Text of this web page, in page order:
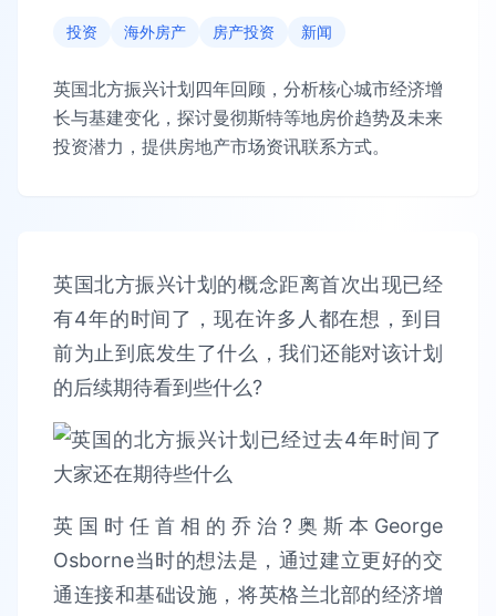
投资 海外房产 房产投资 新闻
英国北方振兴计划四年回顾，分析核心城市经济增
长与基建变化，探讨曼彻斯特等地房价趋势及未来
投资潜力，提供房地产市场资讯联系方式。
英国北方振兴计划的概念距离首次出现已经
有4年的时间了，现在许多人都在想，到目
前为止到底发生了什么，我们还能对该计划
的后续期待看到些什么?
英国时任首相的乔治?奥斯本George
Osborne当时的想法是，通过建立更好的交
通连接和基础设施，将英格兰北部的经济增